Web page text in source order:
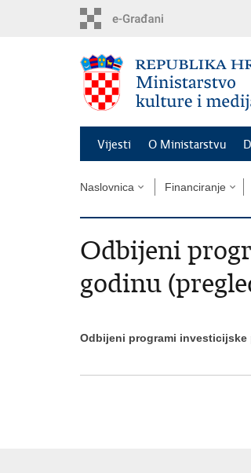
Vijesti O Ministarstvu
Naslovnica Financiranje
Odbijeni
godinu
Odbijeni programi investicijske